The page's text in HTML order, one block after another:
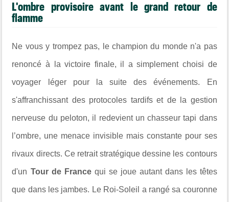
​L'ombre provisoire avant le grand retour de
flamme
Ne vous y trompez pas, le champion du monde n'a pas
renoncé à la victoire finale, il a simplement choisi de
voyager léger pour la suite des événements. En
s'affranchissant des protocoles tardifs et de la gestion
nerveuse du peloton, il redevient un chasseur tapi dans
l’ombre, une menace invisible mais constante pour ses
rivaux directs. Ce retrait stratégique dessine les contours
d'un Tour de Francequi se joue autant dans les têtes
que dans les jambes. Le Roi-Soleil a rangé sa couronne